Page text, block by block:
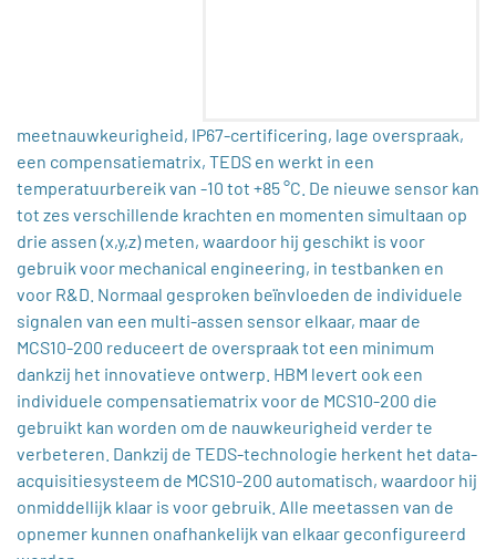
meetnauwkeurigheid, IP67-certificering, lage overspraak,
een compensatiematrix, TEDS en werkt in een
temperatuurbereik van -10 tot +85 °C. De nieuwe sensor kan
tot zes verschillende krachten en momenten simultaan op
drie assen (x,y,z) meten, waardoor hij geschikt is voor
gebruik voor mechanical engineering, in testbanken en
voor R&D. Normaal gesproken beïnvloeden de individuele
signalen van een multi-assen sensor elkaar, maar de
MCS10-200 reduceert de overspraak tot een minimum
dankzij het innovatieve ontwerp. HBM levert ook een
individuele compensatiematrix voor de MCS10-200 die
gebruikt kan worden om de nauwkeurigheid verder te
verbeteren. Dankzij de TEDS-technologie herkent het data-
acquisitiesysteem de MCS10-200 automatisch, waardoor hij
onmiddellijk klaar is voor gebruik. Alle meetassen van de
opnemer kunnen onafhankelijk van elkaar geconfigureerd